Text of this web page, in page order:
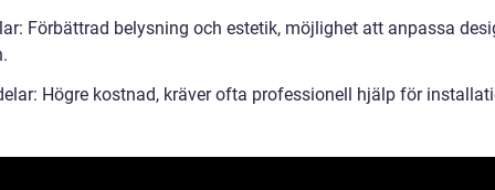
Förbättrad belysning och estetik, möjlighet att anpassa
Högre kostnad, kräver ofta professionell hjälp för